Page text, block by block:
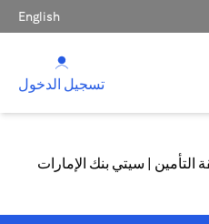
English
تسجيل الدخول
| سيتي بنك الإمارات